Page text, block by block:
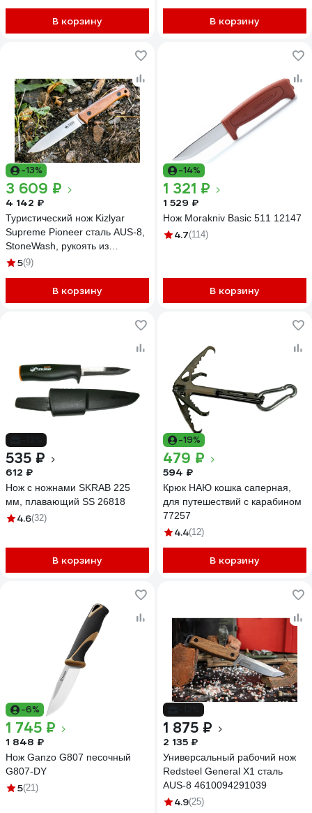
В корзину В корзину
-13%
3 609 ₽
4 142 ₽
Туристический нож Kizlyar
Supreme Pioneer сталь AUS-8,
StoneWash, рукоять из
Кавказского ореха
5(9)
В корзину
-14%
1 321 ₽
1 529 ₽
Нож Morakniv Basic 511 12147
4.7(114)
В корзину
535 ₽
612 ₽
Нож с ножнами SKRAB 225
мм, плавающий SS 26818
4.6(32)
В корзину
-19%
479 ₽
594 ₽
Крюк НАЮ кошка саперная,
для путешествий с карабином
77257
4.4(12)
В корзину
-6%
1 745 ₽
1 848 ₽
Нож Ganzo G807 песочный
G807-DY
5(21)
1 875 ₽
2 135 ₽
Универсальный рабочий нож
Redsteel General X1 сталь
AUS-8 4610094291039
4.9(25)